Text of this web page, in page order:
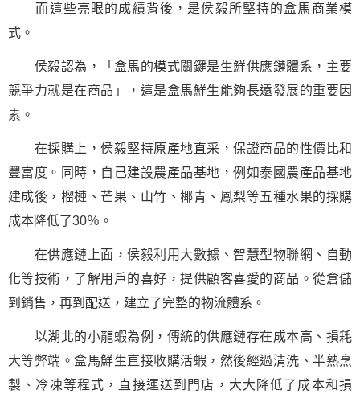
而這些亮眼的成績背後，是侯毅所堅持的盒馬商業模
式。
侯毅認為，「盒馬的模式關鍵是生鮮供應鏈體系，主要
競爭力就是在商品」，這是盒馬鮮生能夠長遠發展的重要因
素。
在採購上，侯毅堅持原產地直采，保證商品的性價比和
豐富度。同時，自己建設農產品基地，例如泰國農產品基地
建成後，榴槤、芒果、山竹、椰青、鳳梨等五種水果的採購
成本降低了30％。
在供應鏈上面，侯毅利用大數據、智慧型物聯網、自動
化等技術，了解用戶的喜好，提供顧客喜愛的商品。從倉儲
到銷售，再到配送，建立了完整的物流體系。
以湖北的小龍蝦為例，傳統的供應鏈存在成本高、損耗
大等弊端。盒馬鮮生直接收購活蝦，然後經過清洗、半熟烹
製、冷凍等程式，直接運送到門店，大大降低了成本和損